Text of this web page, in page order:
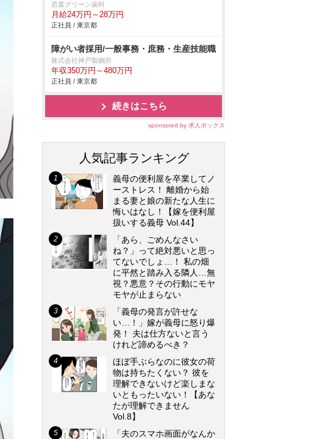
若葉グリーン歯科
月給24万円～28万円
正社員 / 東京都
障がい者採用/一般事務・庶務・生産技能職
株式会社神戸製鋼所
年収350万円～480万円
正社員 / 東京都
続きはこちら
sponsored by 求人ボックス
人気記事ランキング
義母の便利屋を卒業してノ
ーストレス！ 離婚から始
まる妻と娘の新たな人生に
悔いはなし！【嫁を便利屋
扱いする義母 Vol.44】
「あら、ごめんなさい
ね？」って絶対悪いと思っ
てないでしょ…！ 私の畑
に平然と踏み入る隣人…無
視？悪意？その行動にモヤ
モヤが止まらない
「義母の発言が許せな
い…！」嫁が義母に怒り爆
発！ 夫は仕方ないと言う
けれど諦めるべき？
ほぼ手ぶらなのに彼女の荷
物は持ちたくない？ 彼を
理解できないけど楽しまな
いともったいない！【あな
たが理解できません
Vol.8】
「夫のスマホ画面がなんか